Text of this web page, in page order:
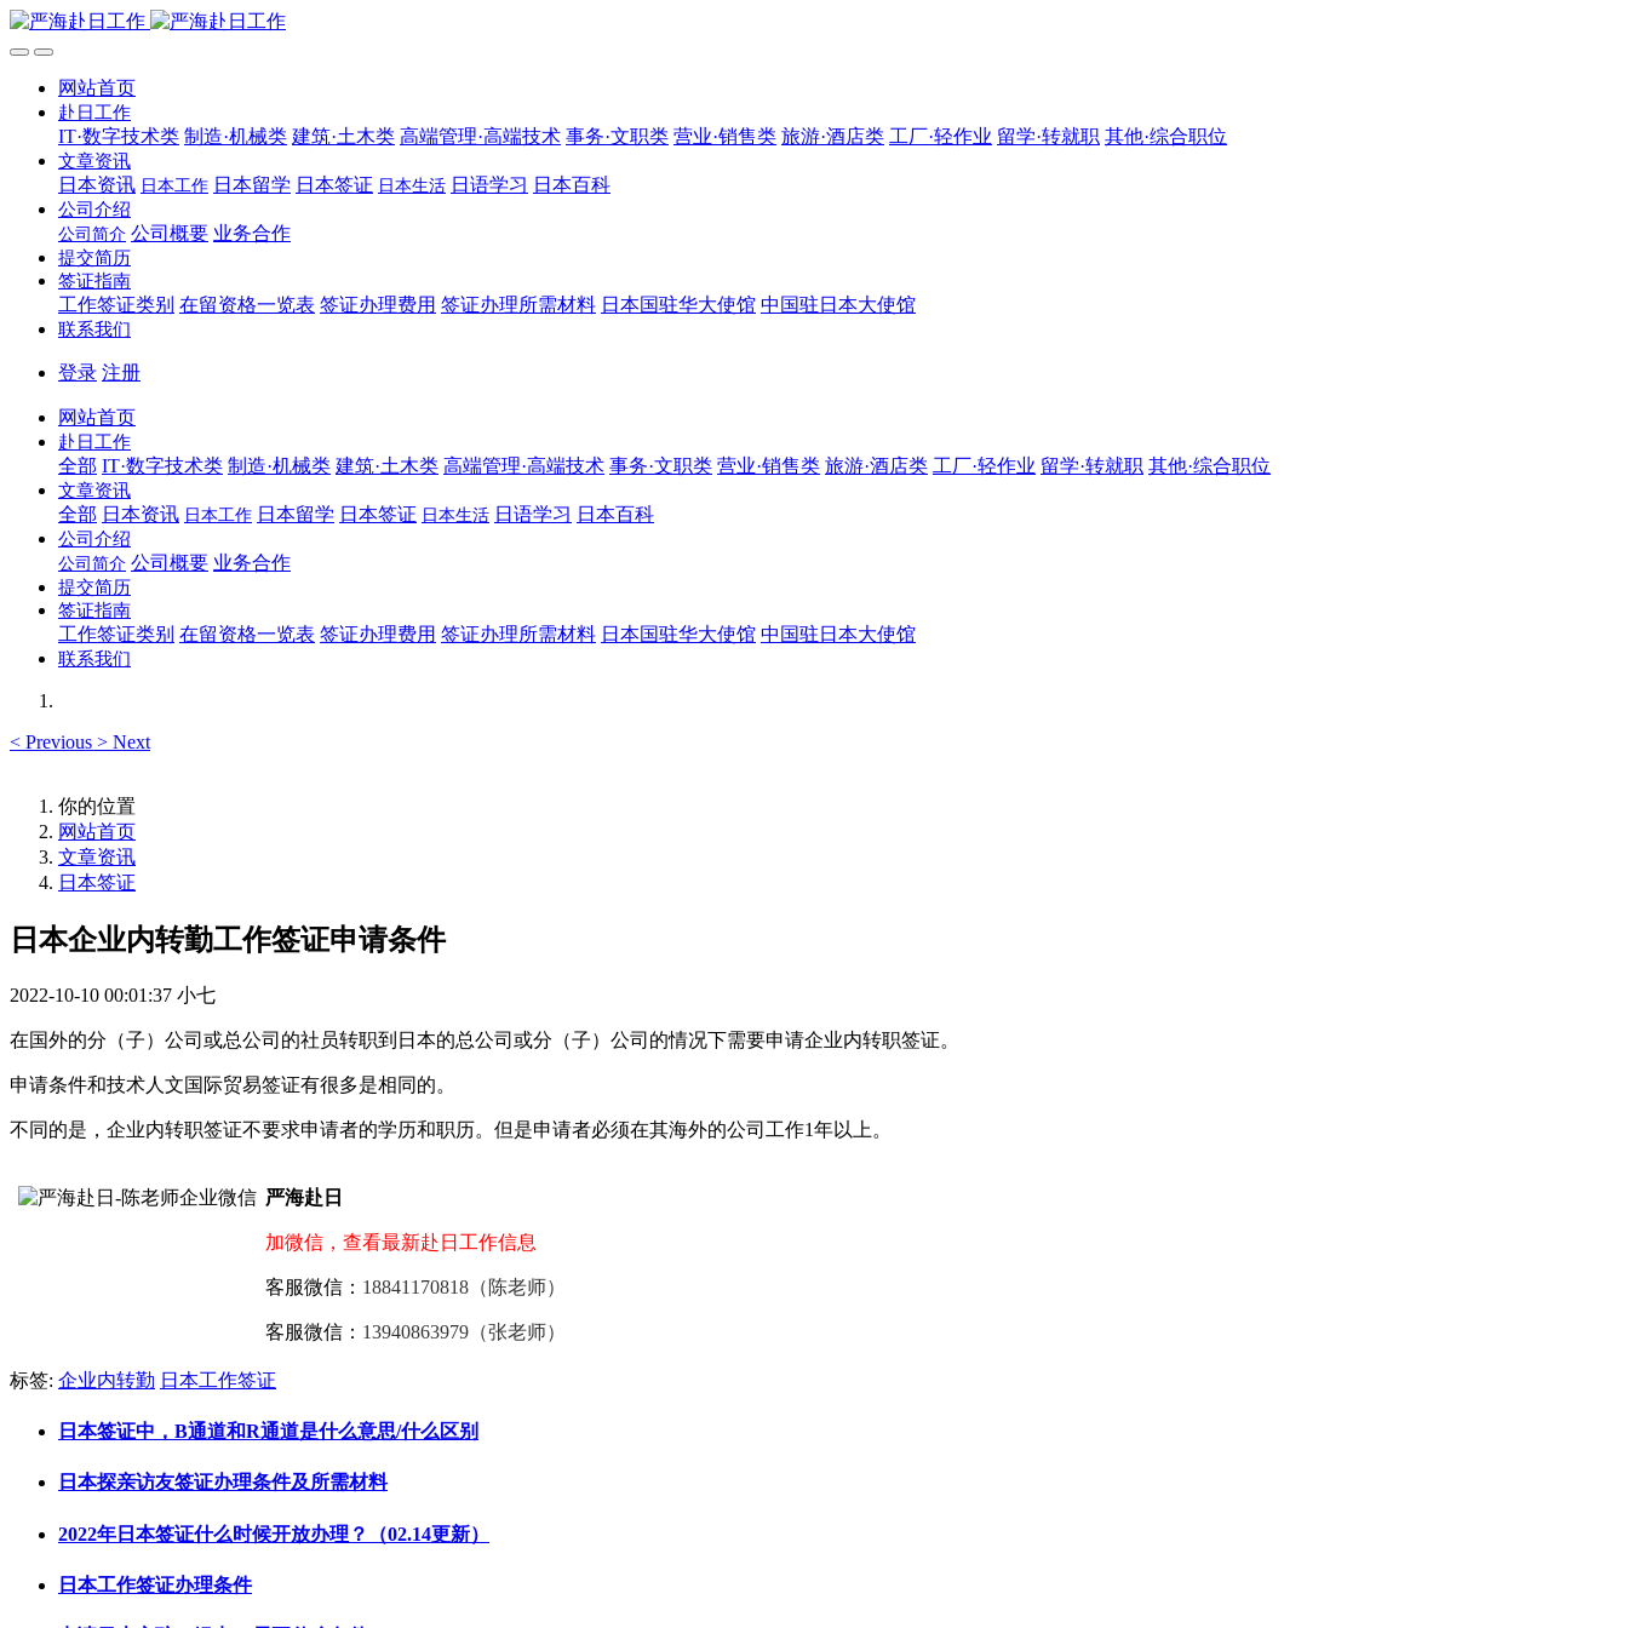
网站首页
赴日工作
IT·数字技术类 制造·机械类 建筑·土木类 高端管理·高端技术 事务·文职类 营业·销售类 旅游·酒店类 工厂·轻作业 留学·转就职 其他·综合职位
文章资讯
日本资讯 日本工作 日本留学 日本签证 日本生活 日语学习 日本百科
公司介绍
公司简介 公司概要 业务合作
提交简历
签证指南
工作签证类别 在留资格一览表 签证办理费用 签证办理所需材料 日本国驻华大使馆 中国驻日本大使馆
联系我们
登录 注册
网站首页
赴日工作
全部 IT·数字技术类 制造·机械类 建筑·土木类 高端管理·高端技术 事务·文职类 营业·销售类 旅游·酒店类 工厂·轻作业 留学·转就职 其他·综合职位
文章资讯
全部 日本资讯 日本工作 日本留学 日本签证 日本生活 日语学习 日本百科
公司介绍
公司简介 公司概要 业务合作
提交简历
签证指南
工作签证类别 在留资格一览表 签证办理费用 签证办理所需材料 日本国驻华大使馆 中国驻日本大使馆
联系我们
< Previous > Next
你的位置
网站首页
文章资讯
日本签证
日本企业内转勤工作签证申请条件
2022-10-10 00:01:37 小七
在国外的分（子）公司或总公司的社员转职到日本的总公司或分（子）公司的情况下需要申请企业内转职签证。
申请条件和技术人文国际贸易签证有很多是相同的。
不同的是，企业内转职签证不要求申请者的学历和职历。但是申请者必须在其海外的公司工作1年以上。
严海赴日
加微信，查看最新赴日工作信息
客服微信： 18841170818（陈老师）
客服微信： 13940863979（张老师）
标签: 企业内转勤 日本工作签证
日本签证中，B通道和R通道是什么意思/什么区别
日本探亲访友签证办理条件及所需材料
2022年日本签证什么时候开放办理？（02.14更新）
日本工作签证办理条件